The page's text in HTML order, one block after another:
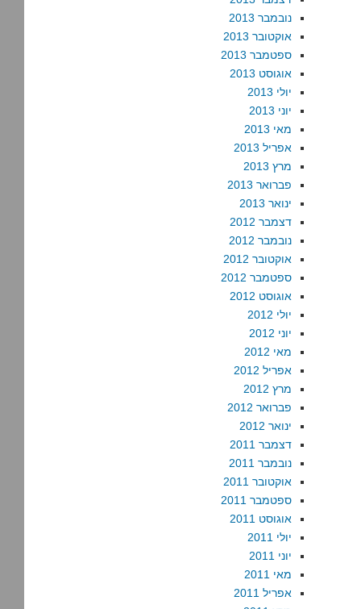
נובמבר 2013
אוקטובר 2013
ספטמבר 2013
אוגוסט 2013
יולי 2013
יוני 2013
מאי 2013
אפריל 2013
מרץ 2013
פברואר 2013
ינואר 2013
דצמבר 2012
נובמבר 2012
אוקטובר 2012
ספטמבר 2012
אוגוסט 2012
יולי 2012
יוני 2012
מאי 2012
אפריל 2012
מרץ 2012
פברואר 2012
ינואר 2012
דצמבר 2011
נובמבר 2011
אוקטובר 2011
ספטמבר 2011
אוגוסט 2011
יולי 2011
יוני 2011
מאי 2011
אפריל 2011